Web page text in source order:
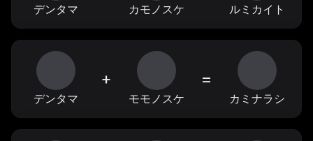
デンタマ カモノスケ ルミカイト
デンタマ
+
モモノスケ
=
カミナラシ